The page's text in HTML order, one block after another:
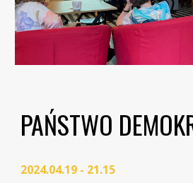
PAŃSTWO
2024.04.19 - 21.15